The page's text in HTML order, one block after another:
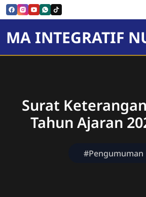
Surat
Tahun Ajaran
#Pengumuman